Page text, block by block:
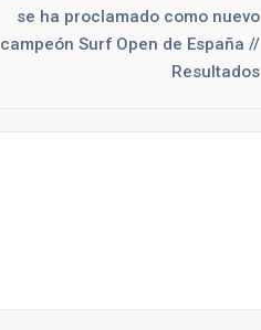
se ha proclamado como nuevo
campeón Surf Open de España //
Resultados